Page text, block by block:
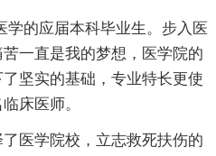
学的应届本科毕业生。步入医
一直是我的梦想，医学院的
坚实的基础，专业特长更使
床医师。
医学院校，立志救死扶伤的